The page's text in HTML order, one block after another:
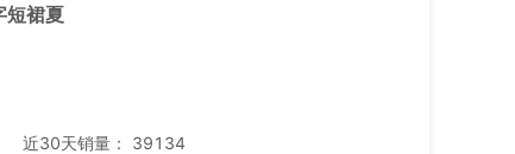
短裙夏
近30天销量： 39134